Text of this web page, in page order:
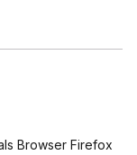
Browser Firefox